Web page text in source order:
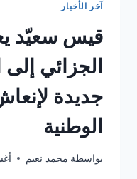
لتعزيز
فرص
السكن
للتونسيين
آخر الأخبار
قيس سعيّد
الجزائي
جديدة
الوطنية
بواسطة محمد نعيم